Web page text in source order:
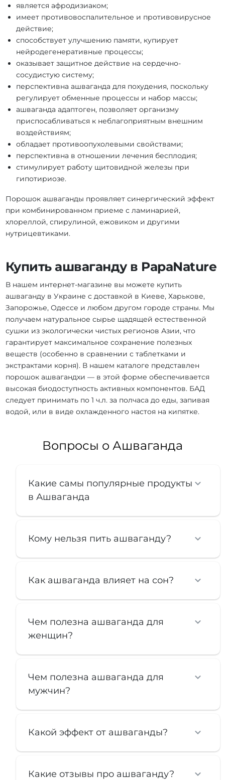
является афродизиаком;
имеет противовоспалительное и противовирусное
действие;
способствует улучшению памяти, купирует
нейродегенеративные процессы;
оказывает защитное действие на сердечно-
сосудистую систему;
перспективна ашваганда для похудения, поскольку
регулирует обменные процессы и набор массы;
ашваганда адаптоген, позволяет организму
приспосабливаться к неблагоприятным внешним
воздействиям;
обладает противоопухолевыми свойствами;
перспективна в отношении лечения бесплодия;
стимулирует работу щитовидной железы при
гипотириозе.
Порошок ашваганды проявляет синергический эффект
при комбинированном приеме с ламинарией,
хлореллой, спирулиной, ежовиком и другими
нутрицевтиками.
Купить ашваганду в PapaNature
В нашем интернет-магазине вы можете купить
ашваганду в Украине с доставкой в Киеве, Харькове,
Запорожье, Одессе и любом другом городе страны. Мы
получаем натуральное сырье щадящей естественной
сушки из экологически чистых регионов Азии, что
гарантирует максимальное сохранение полезных
веществ (особенно в сравнении с таблетками и
экстрактами корня). В нашем каталоге представлен
порошок ашвагандхи — в этой форме обеспечивается
высокая биодоступность активных компонентов. БАД
следует принимать по 1 ч.л. за полчаса до еды, запивая
водой, или в виде охлажденного настоя на кипятке.
Вопросы о Ашваганда
Какие самы популярные продукты
в Ашваганда
Кому нельзя пить ашваганду?
Как ашваганда влияет на сон?
Чем полезна ашваганда для
женщин?
Чем полезна ашваганда для
мужчин?
Какой эффект от ашваганды?
Какие отзывы про ашваганду?